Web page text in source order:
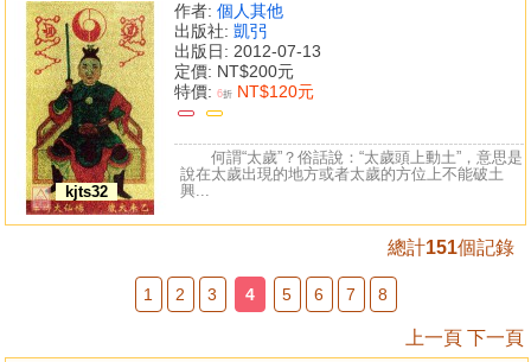
kjts32
作者: 個人其他
出版社: 凱弜
出版日: 2012-07-13
定價: NT$200元
特價: 6折 NT$120元
何謂“太歲”？俗話說：“太歲頭上動土”，意思是
說在太歲出現的地方或者太歲的方位上不能破土
興...
總計151個記錄
1 2 3 4 5 6 7 8
上一頁 下一頁